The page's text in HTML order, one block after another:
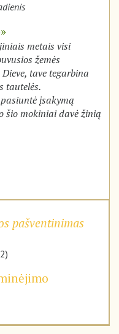
metais visi
žemės
Dieve, tave tegarbina
tautelės.
įsakymą
šio mokiniai davė žinią
pašventinimas